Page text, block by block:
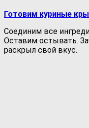
Готовим куриные
Соединим все
Оставим остывать.
раскрыл свой вкус.